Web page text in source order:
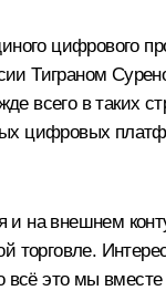
цифрового
Тиграном
всего в таких
цифровых
и на внешнем
торговле.
всё это мы